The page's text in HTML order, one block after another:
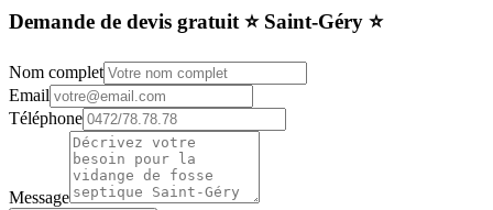
Demande de devis gratuit ⭐️ Saint-Géry ⭐️
Nom complet
Email
Téléphone
Message